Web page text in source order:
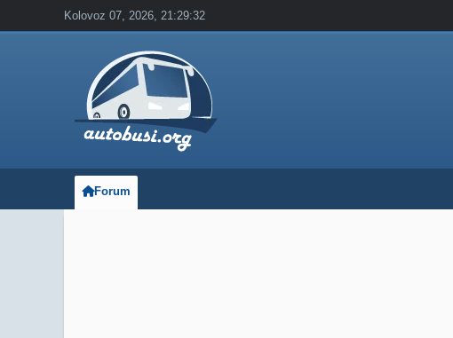
Kolovoz 07, 2026, 21:29:32
Forum